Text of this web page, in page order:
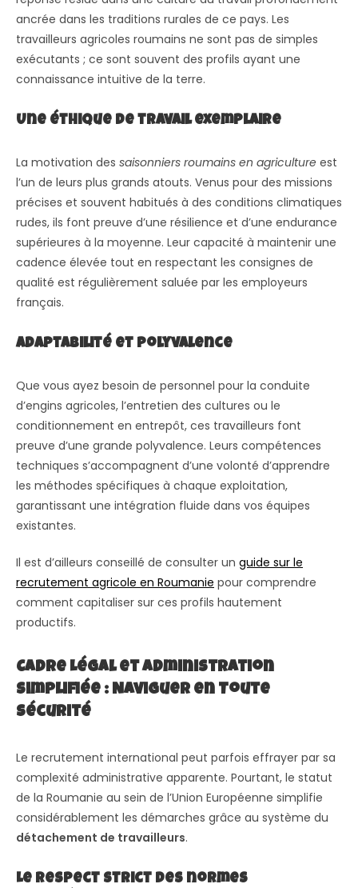
ancrée dans les traditions rurales de ce pays. Les
travailleurs agricoles roumains ne sont pas de simples
exécutants ; ce sont souvent des profils ayant une
connaissance intuitive de la terre.
Une éthique de travail exemplaire
La motivation des saisonniers roumains en agriculture est
l’un de leurs plus grands atouts. Venus pour des missions
précises et souvent habitués à des conditions climatiques
rudes, ils font preuve d’une résilience et d’une endurance
supérieures à la moyenne. Leur capacité à maintenir une
cadence élevée tout en respectant les consignes de
qualité est régulièrement saluée par les employeurs
français.
Adaptabilité et polyvalence
Que vous ayez besoin de personnel pour la conduite
d’engins agricoles, l’entretien des cultures ou le
conditionnement en entrepôt, ces travailleurs font
preuve d’une grande polyvalence. Leurs compétences
techniques s’accompagnent d’une volonté d’apprendre
les méthodes spécifiques à chaque exploitation,
garantissant une intégration fluide dans vos équipes
existantes.
Il est d’ailleurs conseillé de consulter un guide sur le
recrutement agricole en Roumanie pour comprendre
comment capitaliser sur ces profils hautement
productifs.
Cadre Légal et Administration
Simplifiée : Naviguer en Toute
Sécurité
Le recrutement international peut parfois effrayer par sa
complexité administrative apparente. Pourtant, le statut
de la Roumanie au sein de l’Union Européenne simplifie
considérablement les démarches grâce au système du
détachement de travailleurs.
Le respect strict des normes